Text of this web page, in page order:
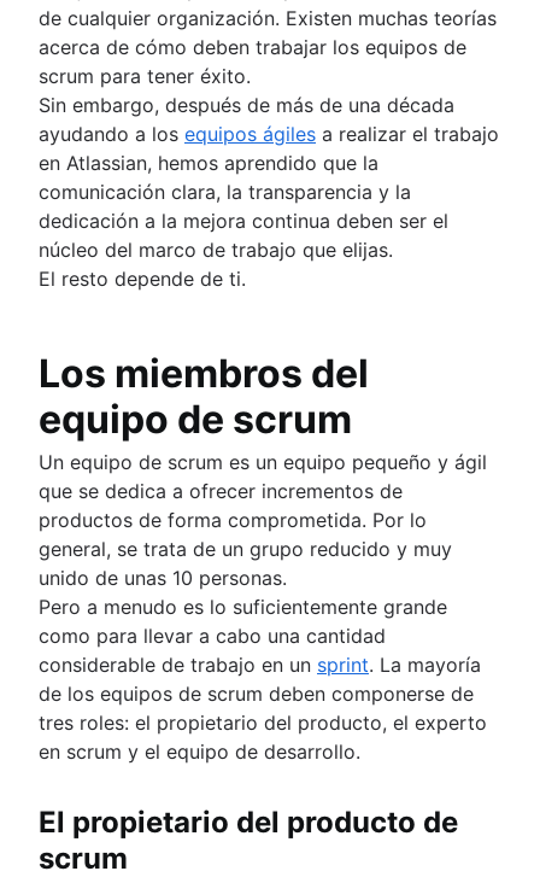
de cualquier organización. Existen muchas teorías
acerca de cómo deben trabajar los equipos de
scrum para tener éxito.
Sin embargo, después de más de una década
ayudando a los equipos ágiles a realizar el trabajo
en Atlassian, hemos aprendido que la
comunicación clara, la transparencia y la
dedicación a la mejora continua deben ser el
núcleo del marco de trabajo que elijas.
El resto depende de ti.
Los miembros del
equipo de scrum
Un equipo de scrum es un equipo pequeño y ágil
que se dedica a ofrecer incrementos de
productos de forma comprometida. Por lo
general, se trata de un grupo reducido y muy
unido de unas 10 personas.
Pero a menudo es lo suficientemente grande
como para llevar a cabo una cantidad
considerable de trabajo en un sprint. La mayoría
de los equipos de scrum deben componerse de
tres roles: el propietario del producto, el experto
en scrum y el equipo de desarrollo.
El propietario del producto de
scrum